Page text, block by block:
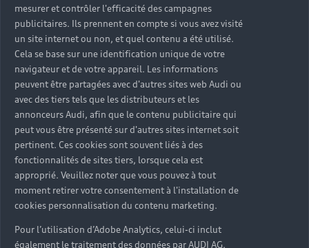
mesurer et contrôler l'efficacité des campagnes
publicitaires. Ils prennent en compte si vous avez visité
un site internet ou non, et quel contenu a été utilisé.
Cela se base sur une identification unique de votre
navigateur et de votre appareil. Les informations
peuvent être partagées avec d'autres sites web Audi ou
avec des tiers tels que les distributeurs et les
annonceurs Audi, afin que le contenu publicitaire qui
peut vous être présenté sur d'autres sites internet soit
pertinent. Ces cookies sont souvent liés à des
fonctionnalités de sites tiers, lorsque cela est
approprié. Veuillez noter que vous pouvez à tout
moment retirer votre consentement à l'installation de
cookies personnalisation du contenu marketing.
Pour l’utilisation d’Adobe Analytics, celui-ci inclut
également le traitement des données par AUDI AG.
myAudi
Avec myAudi, accédez à toutes les
fonctionnalités et informations
importantes de votre Audi depuis votre
espace personnel, et bénéficiez de
services exclusifs pour profiter
pleinement de la marque.
Découvrir